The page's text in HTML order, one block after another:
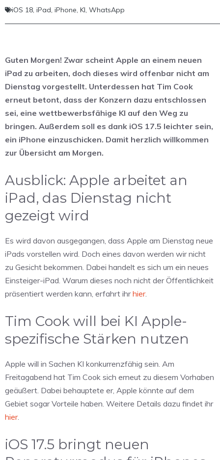
iOS 18, iPad, iPhone, KI, WhatsApp
Guten Morgen! Zwar scheint Apple an einem neuen
iPad zu arbeiten, doch dieses wird offenbar nicht am
Dienstag vorgestellt. Unterdessen hat Tim Cook
erneut betont, dass der Konzern dazu entschlossen
sei, eine wettbewerbsfähige KI auf den Weg zu
bringen. Außerdem soll es dank iOS 17.5 leichter sein,
ein iPhone einzuschicken. Damit herzlich willkommen
zur Übersicht am Morgen.
Ausblick: Apple arbeitet an
iPad, das Dienstag nicht
gezeigt wird
Es wird davon ausgegangen, dass Apple am Dienstag neue
iPads vorstellen wird. Doch eines davon werden wir nicht
zu Gesicht bekommen. Dabei handelt es sich um ein neues
Einsteiger-iPad. Warum dieses noch nicht der Öffentlichkeit
präsentiert werden kann, erfahrt ihrhier.
Tim Cook will bei KI Apple-
spezifische Stärken nutzen
Apple will in Sachen KI konkurrenzfähig sein. Am
Freitagabend hat Tim Cook sich erneut zu diesem Vorhaben
geäußert. Dabei behauptete er, Apple könnte auf dem
Gebiet sogar Vorteile haben. Weitere Details dazu findet ihr
hier.
iOS 17.5 bringt neuen